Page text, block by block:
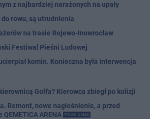
z najbardziej narażonych na upały
do rowu, są utrudnienia
na trasie Rojewo-Inowrocław
Festiwal Pieśni Ludowej
komin. Konieczna była interwencja
Golfa? Kierowca zbiegł po kolizji
Remont, nowe nagłośnienie, a przed
ARENA
TYLKO U NAS